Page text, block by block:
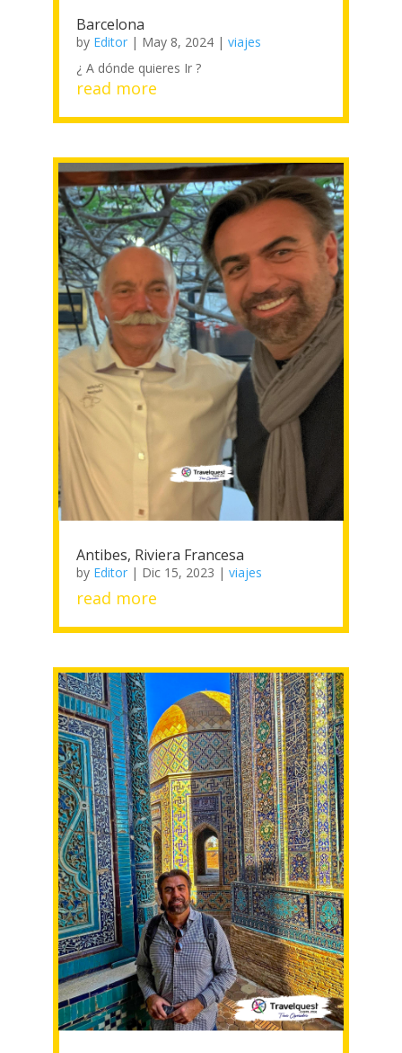
Barcelona
by Editor| May 8, 2024| viajes
¿ A dónde quieres Ir ?
read more
Antibes, Riviera Francesa
by Editor| Dic 15, 2023 | viajes
read more